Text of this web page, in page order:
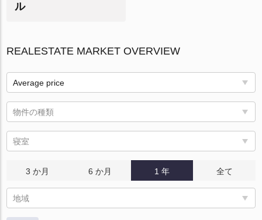
ル
REALESTATE MARKET OVERVIEW
Average price
物件の種類
寝室
3 か月 6 か月 1 年 全て
地域